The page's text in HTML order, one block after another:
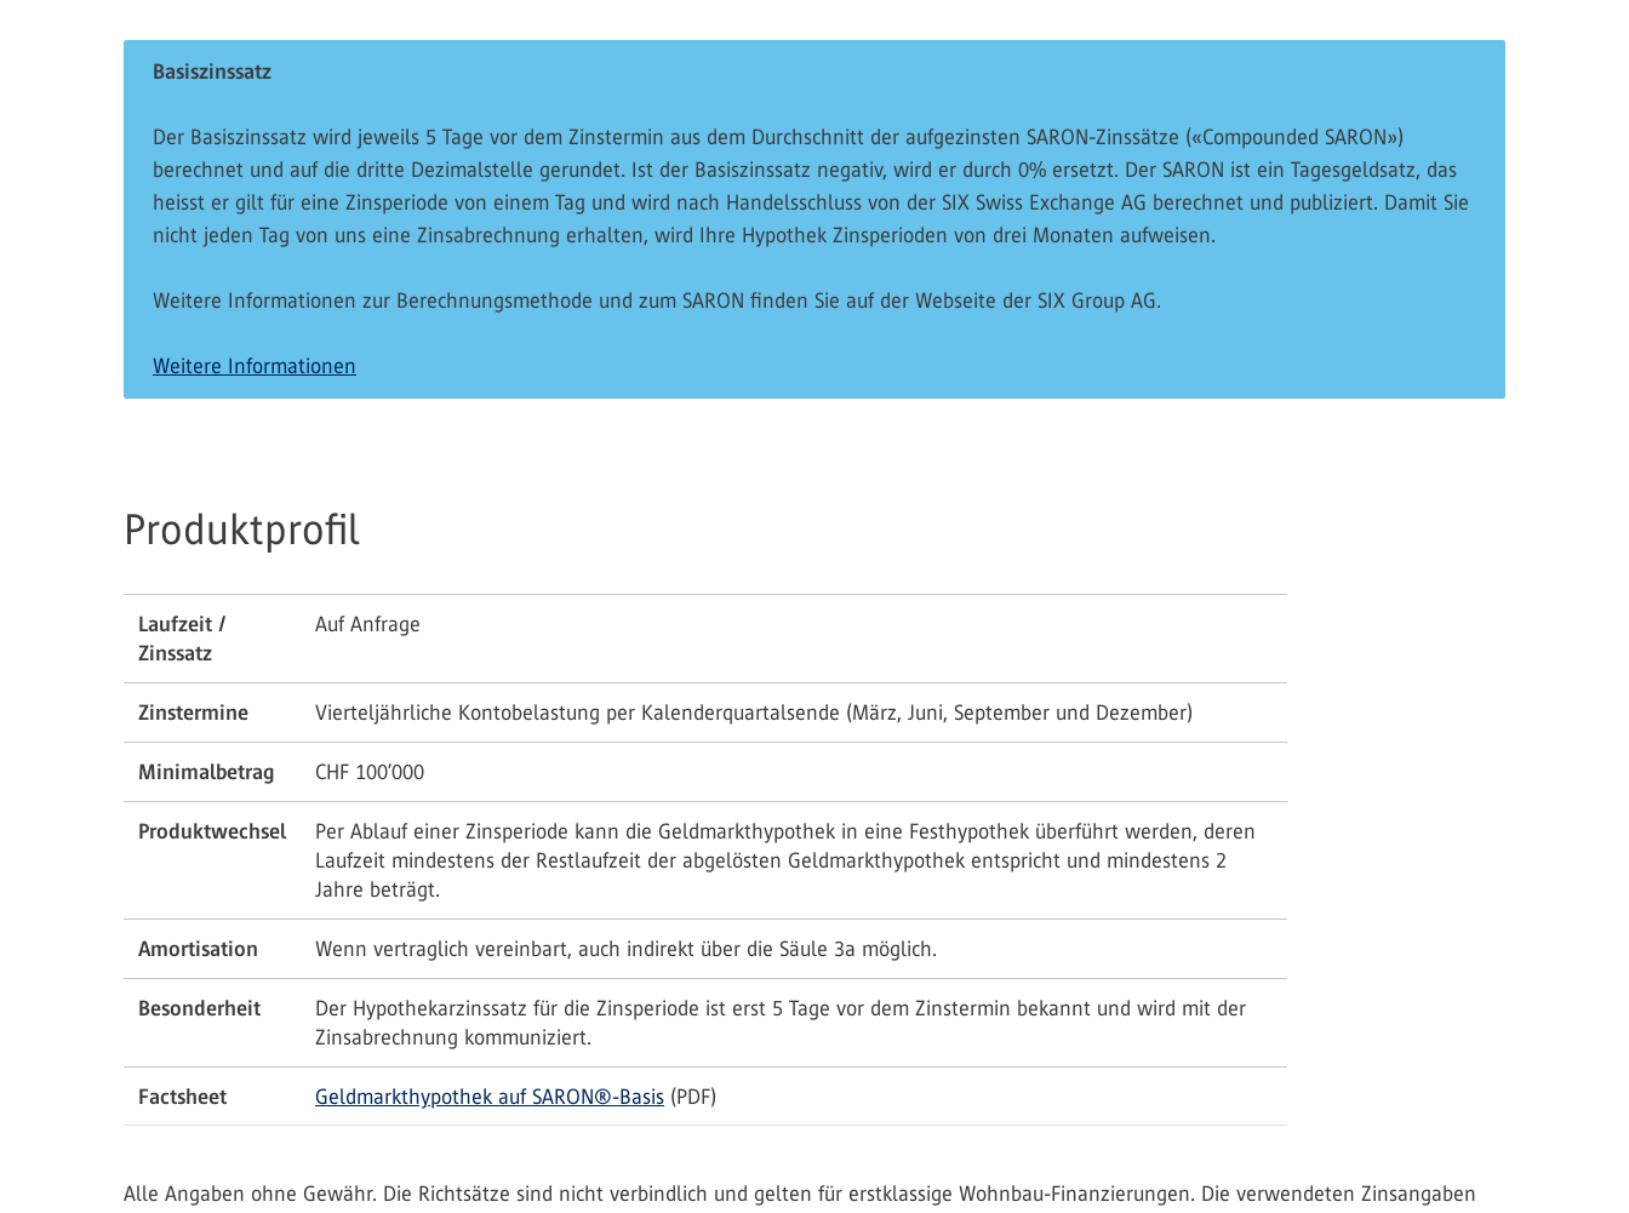
Basiszinssatz
Der Basiszinssatz wird jeweils 5 Tage vor dem Zinstermin aus dem Durchschnitt der aufgezinsten SARON-Zinssätze («Compounded SARON»)
berechnet und auf die dritte Dezimalstelle gerundet. Ist der Basiszinssatz negativ, wird er durch 0% ersetzt. Der SARON ist ein Tagesgeldsatz, das
heisst er gilt für eine Zinsperiode von einem Tag und wird nach Handelsschluss von der SIX Swiss Exchange AG berechnet und publiziert. Damit Sie
nicht jeden Tag von uns eine Zinsabrechnung erhalten, wird Ihre Hypothek Zinsperioden von drei Monaten aufweisen.
Weitere Informationen zur Berechnungsmethode und zum SARON finden Sie auf der Webseite der SIX Group AG.
Weitere Informationen
Produktprofil
Laufzeit /
Zinssatz
Auf Anfrage
Zinstermine Vierteljährliche Kontobelastung per Kalenderquartalsende (März, Juni, September und Dezember)
Minimalbetrag CHF 100’000
Produktwechsel
Per Ablauf einer Zinsperiode kann die Geldmarkthypothek in eine Festhypothek überführt werden, deren
Laufzeit mindestens der Restlaufzeit der abgelösten Geldmarkthypothek entspricht und mindestens 2
Jahre beträgt.
Amortisation Wenn vertraglich vereinbart, auch indirekt über die Säule 3a möglich.
Besonderheit
Der Hypothekarzinssatz für die Zinsperiode ist erst 5 Tage vor dem Zinstermin bekannt und wird mit der
Zinsabrechnung kommuniziert.
Factsheet Geldmarkthypothek auf SARON®-Basis (PDF)
Alle Angaben ohne Gewähr. Die Richtsätze sind nicht verbindlich und gelten für erstklassige Wohnbau-Finanzierungen. Die verwendeten Zinsangaben